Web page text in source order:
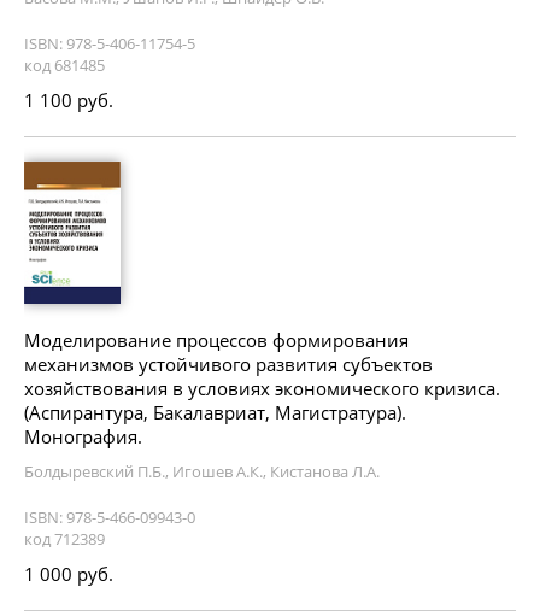
ISBN: 978-5-406-11754-5
код 681485
1 100 руб.
Моделирование процессов формирования
механизмов устойчивого развития субъектов
хозяйствования в условиях экономического кризиса.
(Аспирантура, Бакалавриат, Магистратура).
Монография.
Болдыревский П.Б., Игошев А.К., Кистанова Л.А.
ISBN: 978-5-466-09943-0
код 712389
1 000 руб.